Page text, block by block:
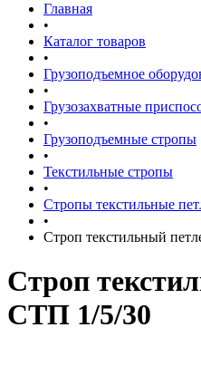
Главная
•
Каталог товаров
•
Грузоподъемное
•
Грузозахватные
•
Грузоподъемные стропы
•
Текстильные стропы
•
Стропы текстильные
•
Строп текстильный
Строп
СТП 1/5/30